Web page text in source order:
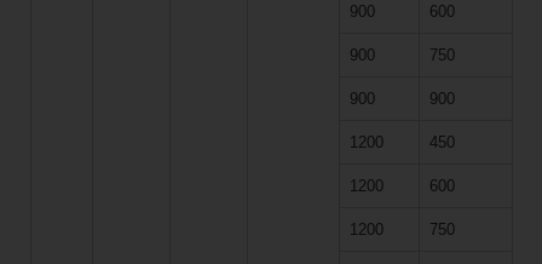
900 600
900 750
900 900
1200 450
1200 600
1200 750